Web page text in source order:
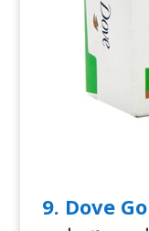
9. Dove